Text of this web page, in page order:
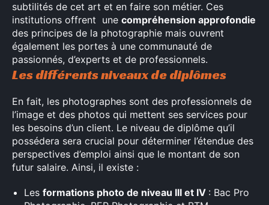
subtilités de cet art et en faire son métier. Ces
institutions offrent une compréhension approfondie
des principes de la photographie mais ouvrent
également les portes à une communauté de
passionnés, d’experts et de professionnels.
Les différents niveaux de diplômes
En fait, les photographes sont des professionnels de
l’image et des photos qui mettent ses services pour
les besoins d’un client. Le niveau de diplôme qu’il
possédera sera crucial pour déterminer l’étendue des
perspectives d’emploi ainsi que le montant de son
futur salaire. Ainsi, il existe :
Les formations photo de niveau III et IV : Bac Pro